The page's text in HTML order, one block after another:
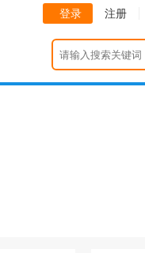
登录 注册